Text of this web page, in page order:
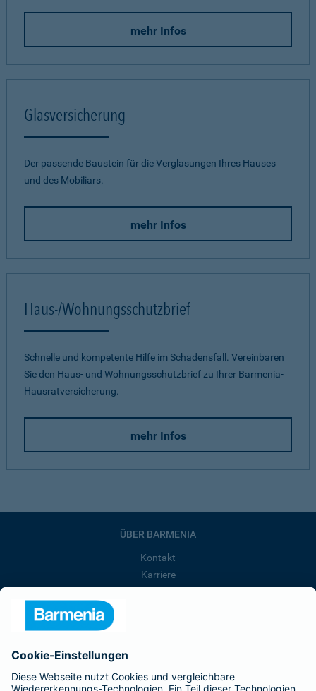
mehr Infos
Glasversicherung
Der passende Baustein für die Verglasungen Ihres Hauses
und des Mobiliars.
mehr Infos
Haus-/Wohnungsschutzbrief
Schnelle und kompetente Hilfe im Schadensfall. Vereinbaren
Sie den Haus- und Wohnungsschutzbrief zu Ihrer Barmenia-
Hausratversicherung.
mehr Infos
ÜBER BARMENIA
Kontakt
Karriere
Barmenia ist Teil der BarmeniaGothaer